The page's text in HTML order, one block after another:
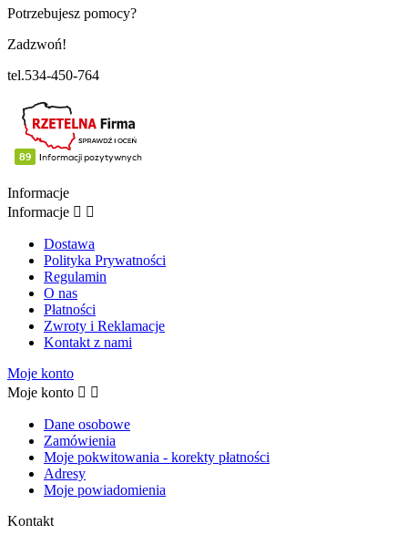
Potrzebujesz pomocy?
Zadzwoń!
tel.534-450-764
Informacje
Informacje  
Dostawa
Polityka Prywatności
Regulamin
O nas
Płatności
Zwroty i Reklamacje
Kontakt z nami
Moje konto
Moje konto  
Dane osobowe
Zamówienia
Moje pokwitowania - korekty płatności
Adresy
Moje powiadomienia
Kontakt